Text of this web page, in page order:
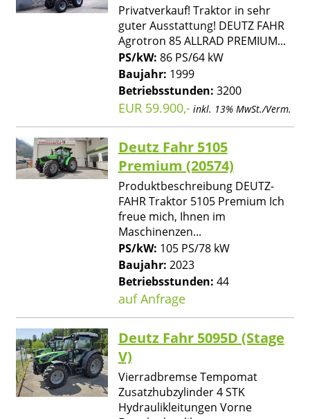
Privatverkauf! Traktor in sehr
guter Ausstattung! DEUTZ FAHR
Agrotron 85 ALLRAD PREMIUM...
PS/kW: 86 PS/64 kW
Baujahr: 1999
Betriebsstunden: 3200
EUR 59.900,- inkl. 13% MwSt./Verm.
Deutz Fahr 5105
Premium (20574)
Produktbeschreibung DEUTZ-
FAHR Traktor 5105 Premium Ich
freue mich, Ihnen im
Maschinenzen...
PS/kW: 105 PS/78 kW
Baujahr: 2023
Betriebsstunden: 44
auf Anfrage
Deutz Fahr 5095D (Stage
V)
Vierradbremse Tempomat
Zusatzhubzylinder 4 STK
Hydraulikleitungen Vorne